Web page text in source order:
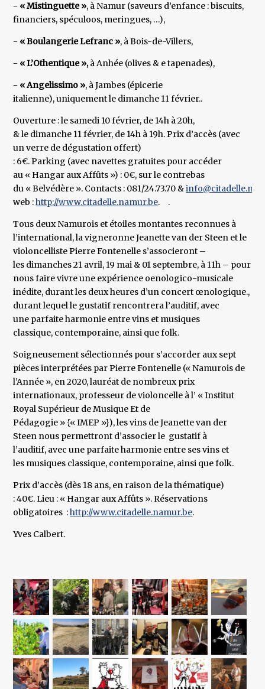
- « Mistinguette », à Namur (saveurs d’enfance : biscuits,
financiers, spéculoos, meringues, …),
- « Boulangerie Lefranc », à Bois-de-Villers,
- « L’Othentique »,à Anhée (olives & e tapenades),
- « Angelissimo », à Jambes (épicerie
italienne), uniquement le dimanche 11 février..
Ouverture : le samedi 10 février, de 14h à 20h,
& le dimanche 11 février, de 14h à 19h. Prix d’accès (avec
un verre de dégustation offert)
: 6€. Parking (avec navettes gratuites pour accéder
au « Hangar aux Affûts ») : 0€, sur le contrebas
du « Belvédère ». Contacts : 081/24.73.70 &
web :http://www.citadelle.namur.be. .
Tous deux Namurois et étoiles montantes reconnues à
l’international, la vigneronne Jeanette van der Steen et le
violoncelliste Pierre Fontenelle s’associeront –
les dimanches 21 avril, 19 mai & 01 septembre, à 11h – pour
nous faire vivre une expérience oenologico-musicale
inédite, durant les deux heures d’un concert œnologique.,
durant lequel le gustatif rencontrera l’auditif, avec
une parfaite harmonie entre vins et musiques
classique, contemporaine, ainsi que folk.
Soigneusement sélectionnés pour s’accorder aux sept
pièces interprétées par Pierre Fontenelle (« Namurois de
l’Année », en 2020, lauréat de nombreux prix
internationaux, professeur de violoncelle à l’ « Institut
Royal Supérieur de Musique Et de
Pédagogie » {« IMEP »}), les vins de Jeanette van der
Steen nous permettront d’associer le gustatif à
l’auditif, avec une parfaite harmonie entre ses vins et
les musiques classique, contemporaine, ainsi que folk.
Prix d’accès (dès 18 ans, en raison de la thématique)
: 40€. Lieu : « Hangar aux Affûts ». Réservations
obligatoires :http://www.citadelle.namur.be.
Yves Calbert.